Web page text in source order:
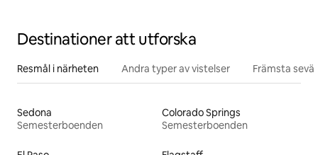
Destinationer att utforska
Resmål i närheten Andra typer av vistelser Främsta
Sedona
Semesterboenden
Colorado Springs
Semesterboenden